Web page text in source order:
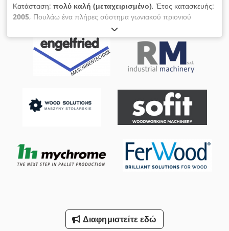
Κατάσταση: πολύ καλή (μεταχειρισμένο), Έτος κατασκευής:
2005, Πουλάω ένα πλήρες σύστημα γωνιακού πριονιού
Κατασκευαστής: Strojcad, Σλοβακία Μοντέλο γωνιακού
πριονιού: UH500 Κατασκευάστηκε το 2005. Μήκος κοπής έως
7,50 μέτρα. Διάμετρος ξύλου 500 χιλιοστά. Dodpfewinifsx
Akijkr Πολύ καλή κατάσταση. Διαθέσιμο άμεσα.
Διαφημιστείτε εδώ